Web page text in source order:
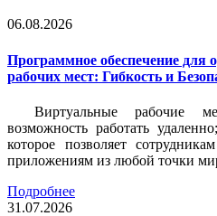
06.08.2026
Программное обеспечение для
рабочих мест: Гибкость и
Виртуальные
возможность работать
которое позволяет
приложениям из любой точки
Подробнее
31.07.2026